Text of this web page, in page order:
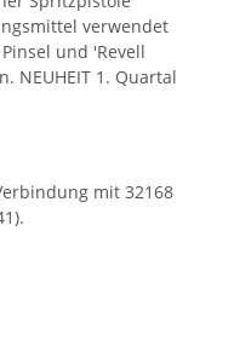
verwendet
und 'Revell
NEUHEIT 1. Quartal
mit 32168